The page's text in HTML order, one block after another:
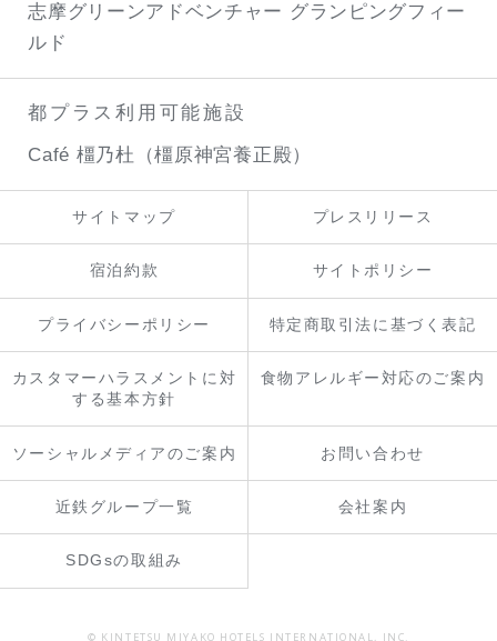
志摩グリーンアドベンチャー グランピングフィー
ルド
都プラス利用可能施設
Café 橿乃杜（橿原神宮養正殿）
サイトマップ プレスリリース
宿泊約款 サイトポリシー
プライバシーポリシー 特定商取引法に基づく表記
カスタマーハラスメントに対
する基本方針
食物アレルギー対応のご案内
ソーシャルメディアのご案内 お問い合わせ
近鉄グループ一覧 会社案内
SDGsの取組み
© KINTETSU MIYAKO HOTELS INTERNATIONAL, INC.